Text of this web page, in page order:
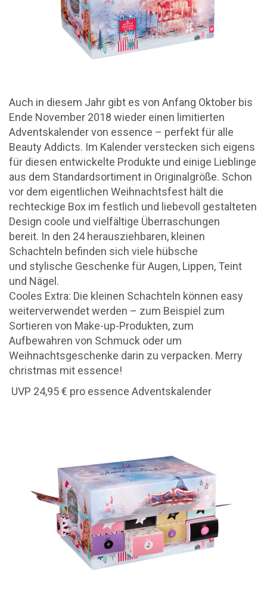
Auch in diesem Jahr gibt es von Anfang Oktober bis
Ende November 2018 wieder einen limitierten
Adventskalender von essence – perfekt für alle
Beauty Addicts. Im Kalender verstecken sich eigens
für diesen entwickelte Produkte und einige Lieblinge
aus dem Standardsortiment in Originalgröße. Schon
vor dem eigentlichen Weihnachtsfest hält die
rechteckige Box im festlich und liebevoll gestalteten
Design coole und vielfältige Überraschungen
bereit. In den 24 herausziehbaren, kleinen
Schachteln befinden sich viele hübsche
und stylische Geschenke für Augen, Lippen, Teint
und Nägel.
Cooles Extra: Die kleinen Schachteln können easy
weiterverwendet werden – zum Beispiel zum
Sortieren von Make-up-Produkten, zum
Aufbewahren von Schmuck oder um
Weihnachtsgeschenke darin zu verpacken. Merry
christmas mit essence!
UVP 24,95 € pro essence Adventskalender